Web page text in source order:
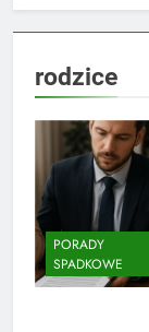
rodzice
PORADY
SPADKOWE